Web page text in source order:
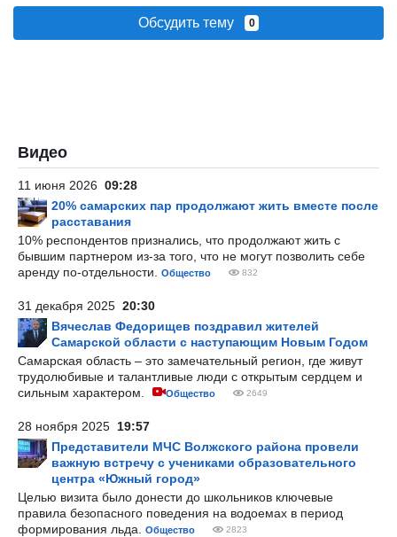
Обсудить тему 0
Видео
11 июня 2026 09:28
20% самарских пар продолжают жить вместе после
расставания
10% респондентов признались, что продолжают жить с
бывшим партнером из-за того, что не могут позволить себе
аренду по-отдельности.
Общество 832
31 декабря 2025 20:30
Вячеслав Федорищев поздравил жителей
Самарской области с наступающим Новым Годом
Самарская область – это замечательный регион, где живут
трудолюбивые и талантливые люди с открытым сердцем и
сильным характером.
Общество 2649
28 ноября 2025 19:57
Представители МЧС Волжского района провели
важную встречу с учениками образовательного
центра «Южный город»
Целью визита было донести до школьников ключевые
правила безопасного поведения на водоемах в период
формирования льда.
Общество 2823